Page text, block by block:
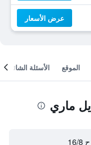
عرض الأسعار
الموقع الأسئلة الشائعة
ماري
ح 16/8